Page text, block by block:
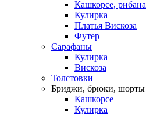
Кашкорсе, рибана
Кулирка
Платья Вискоза
Футер
Сарафаны
Кулирка
Вискоза
Толстовки
Бриджи, брюки, шорты
Кашкорсе
Кулирка